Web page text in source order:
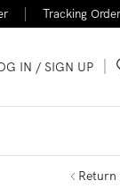
Tracking Order
IN / SIGN UP
Return